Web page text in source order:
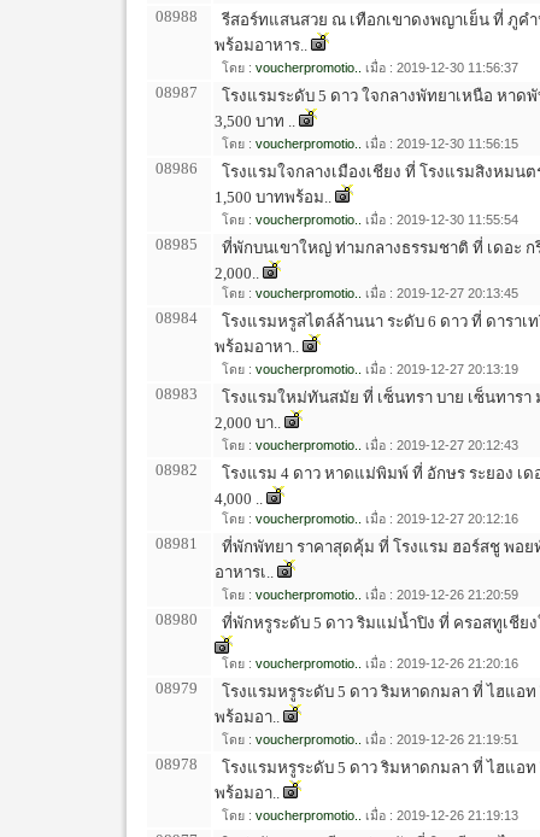
08988
รีสอร์ทแสนสวย ณ เทือกเขาดงพญาเย็น ที่ ภูคำ
พร้อมอาหาร..
โดย : voucherpromotio.. เมื่อ : 2019-12-30 11:56:37
08987
โรงแรมระดับ 5 ดาว ใจกลางพัทยาเหนือ หาด
3,500 บาท ..
โดย : voucherpromotio.. เมื่อ : 2019-12-30 11:56:15
08986
โรงแรมใจกลางเมืองเชียง ที่ โรงแรมสิงหมน
1,500 บาทพร้อม..
โดย : voucherpromotio.. เมื่อ : 2019-12-30 11:55:54
08985
ที่พักบนเขาใหญ่ ท่ามกลางธรรมชาติ ที่ เดอะ ก
2,000..
โดย : voucherpromotio.. เมื่อ : 2019-12-27 20:13:45
08984
โรงแรมหรูสไตล์ล้านนา ระดับ 6 ดาว ที่ ดาราเ
พร้อมอาหา..
โดย : voucherpromotio.. เมื่อ : 2019-12-27 20:13:19
08983
โรงแรมใหม่ทันสมัย ที่ เซ็นทรา บาย เซ็นทารา
2,000 บา..
โดย : voucherpromotio.. เมื่อ : 2019-12-27 20:12:43
08982
โรงแรม 4 ดาว หาดแม่พิมพ์ ที่ อักษร ระยอง เ
4,000 ..
โดย : voucherpromotio.. เมื่อ : 2019-12-27 20:12:16
08981
ที่พักพัทยา ราคาสุดคุ้ม ที่ โรงแรม ฮอร์สชู พอย
อาหารเ..
โดย : voucherpromotio.. เมื่อ : 2019-12-26 21:20:59
08980 ที่พักหรูระดับ 5 ดาว ริมแม่น้ำปิง ที่ ครอสทูเชียง
โดย : voucherpromotio.. เมื่อ : 2019-12-26 21:20:16
08979
โรงแรมหรูระดับ 5 ดาว ริมหาดกมลา ที่ ไฮแอท
พร้อมอา..
โดย : voucherpromotio.. เมื่อ : 2019-12-26 21:19:51
08978
โรงแรมหรูระดับ 5 ดาว ริมหาดกมลา ที่ ไฮแอท
พร้อมอา..
โดย : voucherpromotio.. เมื่อ : 2019-12-26 21:19:13